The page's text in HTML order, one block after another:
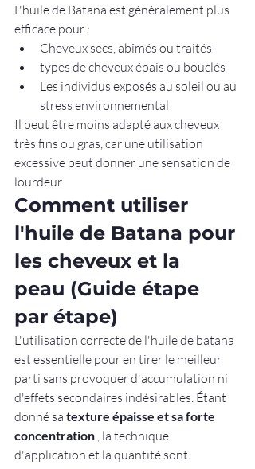
L'huile de Batana est généralement plus
efficace pour :
Cheveux secs, abîmés ou traités
types de cheveux épais ou bouclés
Les individus exposés au soleil ou au
stress environnemental
Il peut être moins adapté aux cheveux
très fins ou gras, car une utilisation
excessive peut donner une sensation de
lourdeur.
Comment utiliser
l'huile de Batana pour
les cheveux et la
peau (Guide étape
par étape)
L'utilisation correcte de l'huile de batana
est essentielle pour en tirer le meilleur
parti sans provoquer d'accumulation ni
d'effets secondaires indésirables. Étant
donné sa texture épaisse et sa forte
concentration , la technique
d'application et la quantité sont